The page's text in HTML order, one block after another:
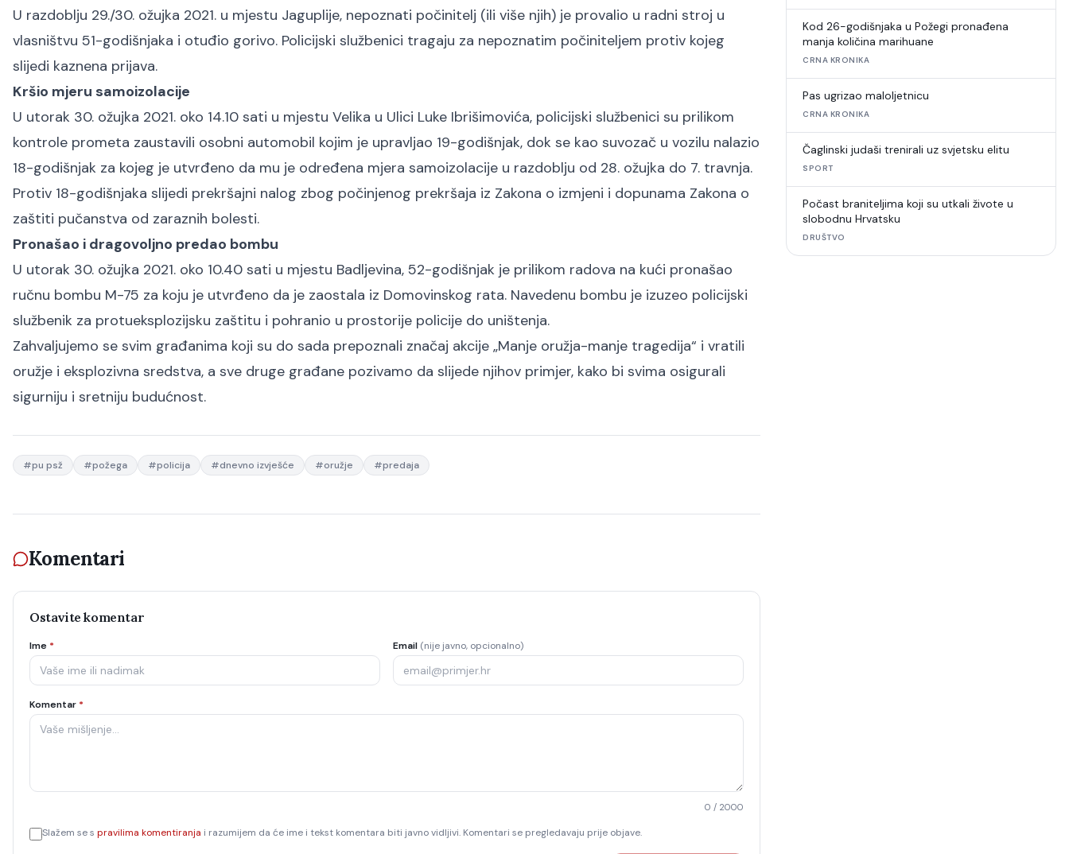
U razdoblju 29./30. ožujka 2021. u mjestu Jaguplije, nepoznati počinitelj (ili više njih) je provalio u radni stroj u
vlasništvu 51-godišnjaka i otuđio gorivo. Policijski službenici tragaju za nepoznatim počiniteljem protiv kojeg
slijedi kaznena prijava.
Kršio mjeru samoizolacije
U utorak 30. ožujka 2021. oko 14.10 sati u mjestu Velika u Ulici Luke Ibrišimovića, policijski službenici su prilikom
kontrole prometa zaustavili osobni automobil kojim je upravljao 19-godišnjak, dok se kao suvozač u vozilu nalazio
18-godišnjak za kojeg je utvrđeno da mu je određena mjera samoizolacije u razdoblju od 28. ožujka do 7. travnja.
Protiv 18-godišnjaka slijedi prekršajni nalog zbog počinjenog prekršaja iz Zakona o izmjeni i dopunama Zakona o
zaštiti pučanstva od zaraznih bolesti.
Pronašao i dragovoljno predao bombu
U utorak 30. ožujka 2021. oko 10.40 sati u mjestu Badljevina, 52-godišnjak je prilikom radova na kući pronašao
ručnu bombu M-75 za koju je utvrđeno da je zaostala iz Domovinskog rata. Navedenu bombu je izuzeo policijski
službenik za protueksplozijsku zaštitu i pohranio u prostorije policije do uništenja.
Zahvaljujemo se svim građanima koji su do sada prepoznali značaj akcije „Manje oružja-manje tragedija“ i vratili
oružje i eksplozivna sredstva, a sve druge građane pozivamo da slijede njihov primjer, kako bi svima osigurali
sigurniju i sretniju budućnost.
#pu psž #požega #policija #dnevno izvješće #oružje #predaja
Komentari
Ostavite komentar
Ime * Email (nije javno, opcionalno)
Komentar *
0 / 2000
Slažem se s pravilima komentiranja i razumijem da će ime i tekst komentara biti javno vidljivi. Komentari se pregledavaju prije objave.
Kod 26-godišnjaka u Požegi pronađena
manja količina marihuane
CRNA KRONIKA
Pas ugrizao maloljetnicu
CRNA KRONIKA
Čaglinski judaši trenirali uz svjetsku elitu
SPORT
Počast braniteljima koji su utkali živote u
slobodnu Hrvatsku
DRUŠTVO